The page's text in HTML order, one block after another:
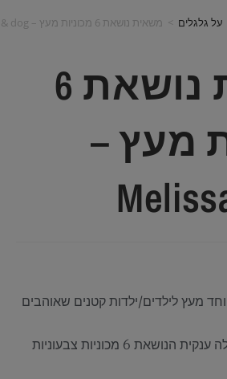
על גלגלים משאית נושאת 6 מכוניות מעץ – melissa & dog
משאית נושאת 6
מעץ –
מעץ לילדים/ילדות קטנים שאוהבים
הסט כולל משאית הובלה ענקית הנושאת 6 מכוניות צבעוניות